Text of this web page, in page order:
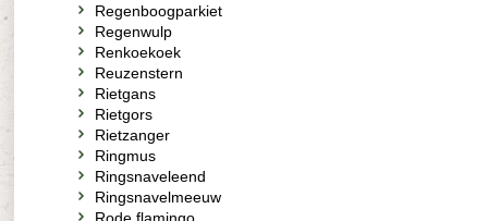
Regenboogparkiet
Regenwulp
Renkoekoek
Reuzenstern
Rietgans
Rietgors
Rietzanger
Ringmus
Ringsnaveleend
Ringsnavelmeeuw